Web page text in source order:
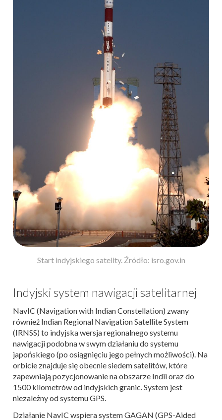
Start indyjskiego satelity. Źródło: isro.gov.in
Indyjski system nawigacji satelitarnej
NavIC (Navigation with Indian Constellation) zwany
również Indian Regional Navigation Satellite System
(IRNSS) to indyjska wersja regionalnego systemu
nawigacji podobna w swym działaniu do systemu
japońskiego (po osiągnięciu jego pełnych możliwości). Na
orbicie znajduje się obecnie siedem satelitów, które
zapewniają pozycjonowanie na obszarze Indii oraz do
1500 kilometrów od indyjskich granic. System jest
niezależny od systemu GPS.
Działanie NavIC wspiera system GAGAN (GPS-Aided